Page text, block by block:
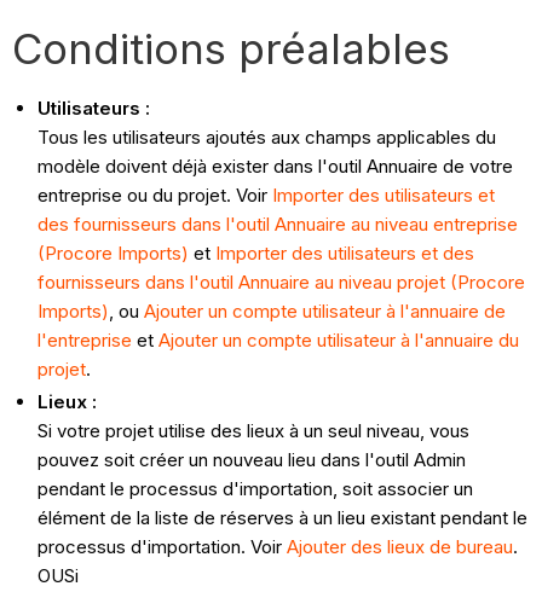
Conditions préalables
Utilisateurs :
Tous les utilisateurs ajoutés aux champs applicables du
modèle doivent déjà exister dans l'outil Annuaire de votre
entreprise ou du projet. Voir Importer des utilisateurs et
des fournisseurs dans l'outil Annuaire au niveau entreprise
(Procore Imports) et Importer des utilisateurs et des
fournisseurs dans l'outil Annuaire au niveau projet (Procore
Imports) , ouAjouter un compte utilisateur à l'annuaire de
l'entreprise etAjouter un compte utilisateur à l'annuaire du
projet.
Lieux :
Si votre projet utilise des lieux à un seul niveau, vous
pouvez soit créer un nouveau lieu dans l'outil Admin
pendant le processus d'importation, soit associer un
élément de la liste de réserves à un lieu existant pendant le
processus d'importation. VoirAjouter des lieux de bureau.
OUSi